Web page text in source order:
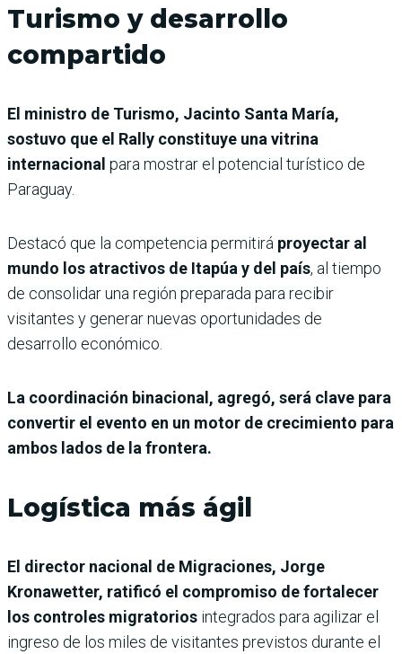
Turismo y desarrollo
compartido
El ministro de Turismo, Jacinto Santa María,
sostuvo que el Rally constituye una vitrina
internacional para mostrar el potencial turístico de
Paraguay.
Destacó que la competencia permitirá proyectar al
mundo los atractivos de Itapúa y del país, al tiempo
de consolidar una región preparada para recibir
visitantes y generar nuevas oportunidades de
desarrollo económico.
La coordinación binacional, agregó, será clave para
convertir el evento en un motor de crecimiento para
ambos lados de la frontera.
Logística más ágil
El director nacional de Migraciones, Jorge
Kronawetter, ratificó el compromiso de fortalecer
los controles migratorios integrados para agilizar el
ingreso de los miles de visitantes previstos durante el